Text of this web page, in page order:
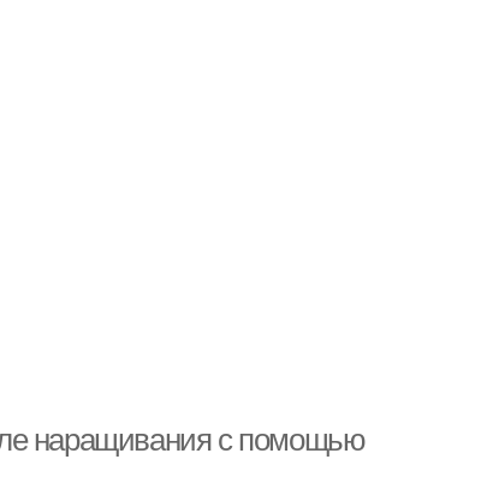
наращивания с помощью